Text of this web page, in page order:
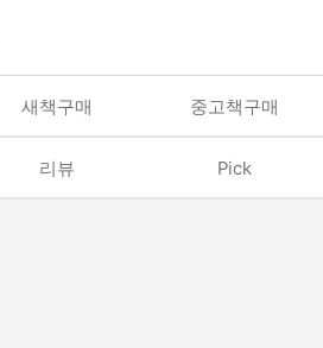
새책구매 중고책구매
리뷰 Pick